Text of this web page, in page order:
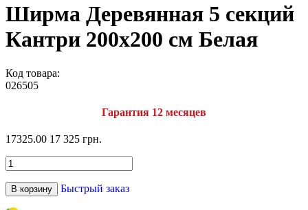
Ширма Деревянная 5 секций
Кантри 200х200 см Белая
Код товара:
026505
Гарантия 12 месяцев
17325.00 17 325 грн.
В корзину Быстрый заказ